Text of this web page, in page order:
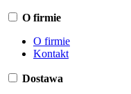
O firmie
O firmie
Kontakt
Dostawa